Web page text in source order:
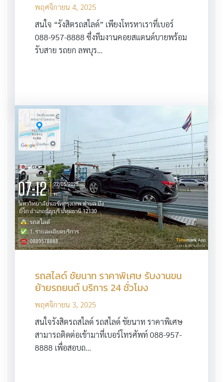
พฤศจิกายน 4, 2025
สนใจ “รังสิตรถสไลด์” เพียงโทรหาเราที่เบอร์
088-957-8888 ซึ่งทีมงานคอยสแตนด์บายพร้อม
รับสาย รถยก ลพบุร…
รถสไลด์ ชัยนาท ราคาพิเศษ รับงานขน
ย้ายรถยนต์ บริการ 24 ชั่วโมง
พฤศจิกายน 3, 2025
สนใจรังสิตรถสไลด์ รถสไลด์ ชัยนาท ราคาพิเศษ
สามารถติดต่อเข้ามาที่เบอร์โทรศัพท์ 088-957-
8888 เพื่อสอบถ…